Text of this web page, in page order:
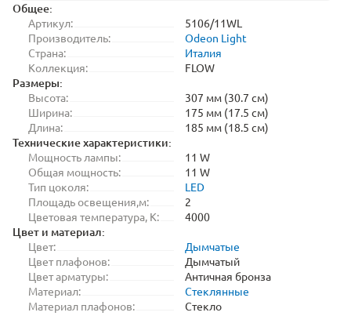
Общее:
Артикул:
5106/11WL
Производитель:
Odeon Light
Страна:
Италия
Коллекция:
FLOW
Размеры:
Высота:
307 мм (30.7 см)
Ширина:
175 мм (17.5 см)
Длина:
185 мм (18.5 см)
Технические характеристики:
Мощность лампы:
11 W
Общая мощность:
11 W
Тип цоколя:
LED
Площадь освещения,м:
2
Цветовая температура, K:
4000
Цвет и материал:
Цвет:
Дымчатые
Цвет плафонов:
Дымчатый
Цвет арматуры:
Античная бронза
Материал:
Стеклянные
Материал плафонов:
Стекло